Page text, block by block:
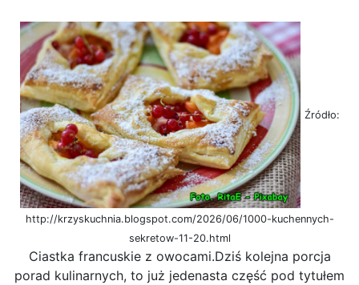
Źródło:
http://krzyskuchnia.blogspot.com/2026/06/1000-kuchennych-
sekretow-11-20.html
Ciastka francuskie z owocami.Dziś kolejna porcja
porad kulinarnych, to już jedenasta część pod tytułem